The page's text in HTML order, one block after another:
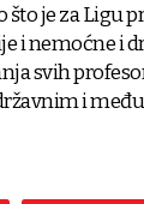
je za Ligu
i nemoćne i
svih
i